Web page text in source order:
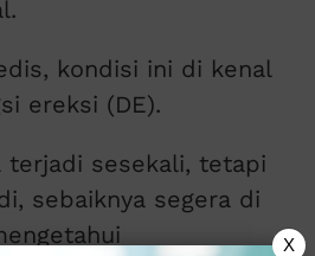
kondisi ini di kenal
ereksi (DE).
terjadi sesekali, tetapi
sebaiknya segera di
X